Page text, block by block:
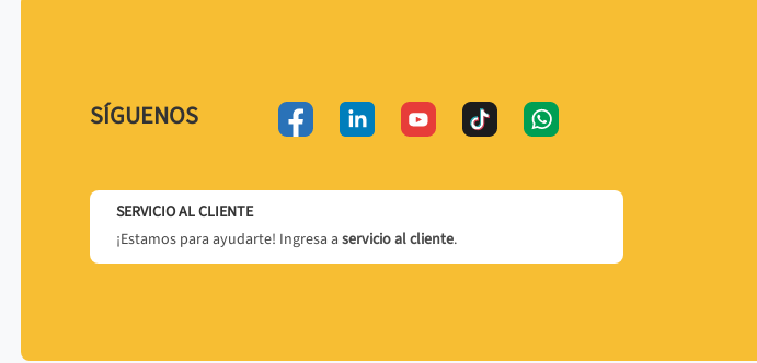
SÍGUENOS
SERVICIO AL CLIENTE
¡Estamos para ayudarte! Ingresa a servicio al cliente.